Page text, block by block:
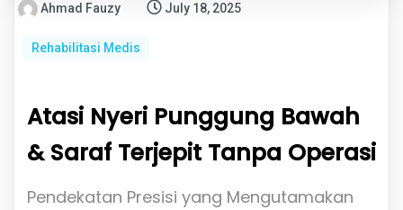
Ahmad Fauzy July 18, 2025
Rehabilitasi Medis
Atasi Nyeri Punggung Bawah
& Saraf Terjepit Tanpa Operasi
Pendekatan Presisi yang Mengutamakan